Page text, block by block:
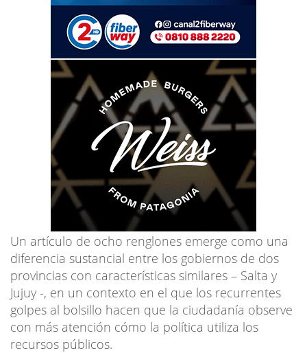
Un artículo de ocho renglones emerge como una
diferencia sustancial entre los gobiernos de dos
provincias con características similares – Salta y
Jujuy -, en un contexto en el que los recurrentes
golpes al bolsillo hacen que la ciudadanía observe
con más atención cómo la política utiliza los
recursos públicos.